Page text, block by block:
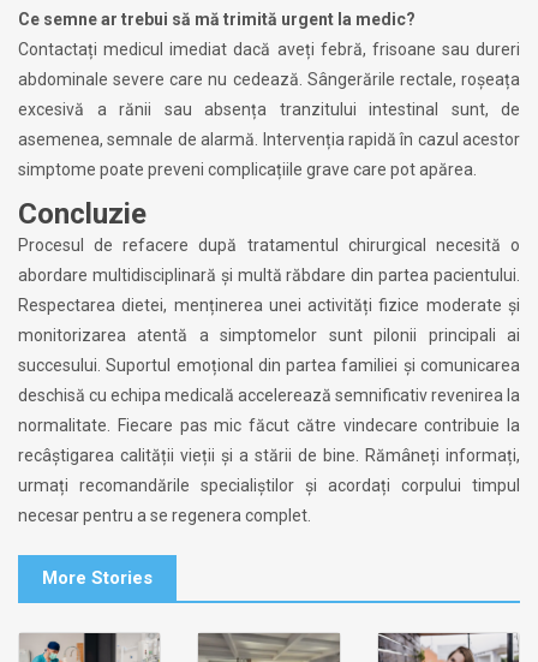
Ce semne ar trebui să mă trimită urgent la medic?
Contactați medicul imediat dacă aveți febră, frisoane sau dureri
abdominale severe care nu cedează. Sângerările rectale, roșeața
excesivă a rănii sau absența tranzitului intestinal sunt, de
asemenea, semnale de alarmă. Intervenția rapidă în cazul acestor
simptome poate preveni complicațiile grave care pot apărea.
Concluzie
Procesul de refacere după tratamentul chirurgical necesită o
abordare multidisciplinară și multă răbdare din partea pacientului.
Respectarea dietei, menținerea unei activități fizice moderate și
monitorizarea atentă a simptomelor sunt pilonii principali ai
succesului. Suportul emoțional din partea familiei și comunicarea
deschisă cu echipa medicală accelerează semnificativ revenirea la
normalitate. Fiecare pas mic făcut către vindecare contribuie la
recâștigarea calității vieții și a stării de bine. Rămâneți informați,
urmați recomandările specialiștilor și acordați corpului timpul
necesar pentru a se regenera complet.
More Stories